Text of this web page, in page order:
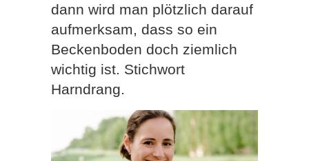
dann wird man plötzlich darauf
aufmerksam, dass so ein
Beckenboden doch ziemlich
wichtig ist. Stichwort
Harndrang.